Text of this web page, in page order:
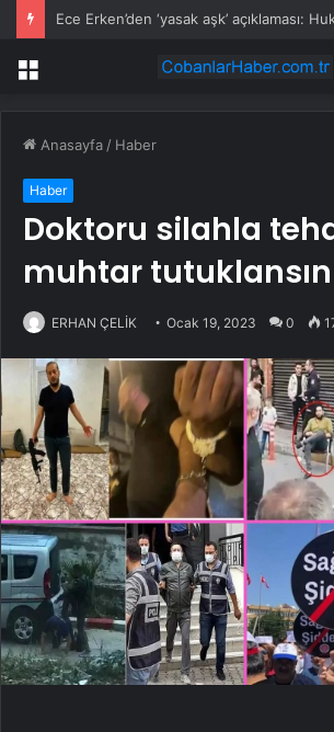
Menü
Anasayfa / Haber
Haber
Doktoru silahla
muhtar tutuklansın
ERHAN ÇELİK Ocak 19, 2023 0